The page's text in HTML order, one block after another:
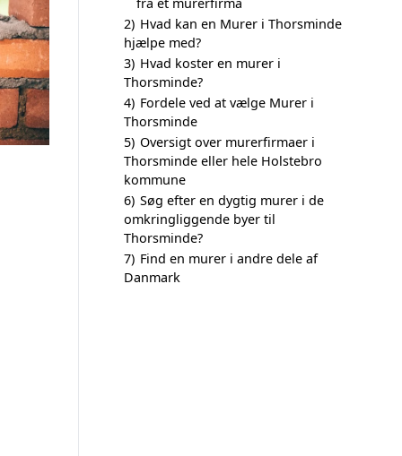
2) Hvad kan en Murer i Thorsminde
hjælpe med?
3) Hvad koster en murer i
Thorsminde?
4) Fordele ved at vælge Murer i
Thorsminde
5) Oversigt over murerfirmaer i
Thorsminde eller hele Holstebro
kommune
6) Søg efter en dygtig murer i de
omkringliggende byer til
Thorsminde?
7) Find en murer i andre dele af
Danmark